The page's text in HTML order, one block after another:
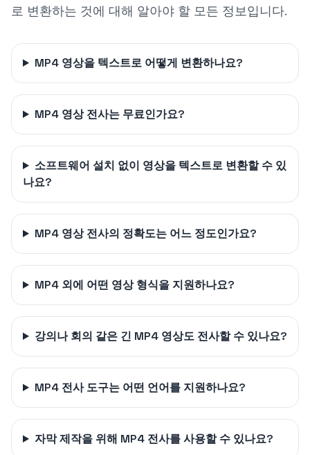
로 변환하는 것에 대해 알아야 할 모든 정보입니다.
MP4 영상을 텍스트로 어떻게 변환하나요?
MP4 영상 전사는 무료인가요?
소프트웨어 설치 없이 영상을 텍스트로 변환할 수 있
나요?
MP4 영상 전사의 정확도는 어느 정도인가요?
MP4 외에 어떤 영상 형식을 지원하나요?
강의나 회의 같은 긴 MP4 영상도 전사할 수 있나요?
MP4 전사 도구는 어떤 언어를 지원하나요?
자막 제작을 위해 MP4 전사를 사용할 수 있나요?